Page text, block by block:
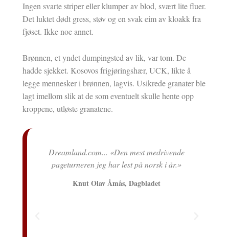
Ingen svarte striper eller klumper av blod, svært lite fluer.
Det luktet dødt gress, støv og en svak eim av kloakk fra
fjøset. Ikke noe annet.
Brønnen, et yndet dumpingsted av lik, var tom. De
hadde sjekket. Kosovos frigjøringshær, UCK, likte å
legge mennesker i brønnen, lagvis. Usikrede granater ble
lagt imellom slik at de som eventuelt skulle hente opp
kroppene, utløste granatene.
Dreamland.com... «Den mest medrivende
pageturneren jeg har lest på norsk i år.»
Knut Olav Åmås, Dagbladet